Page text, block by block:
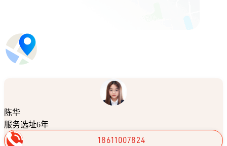
陈华
服务选址6年
18611007824